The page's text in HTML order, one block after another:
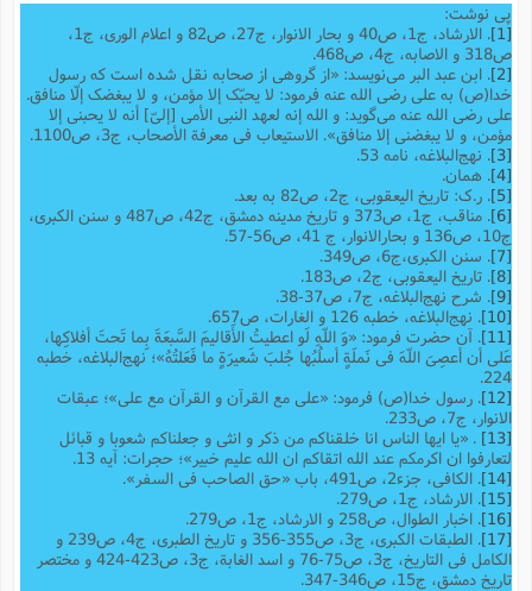
پی نوشت:
. الارشاد، ج1، ص40 و بحار الانوار، ج27، ص82 و اعلام الوری، ج1،
ص318 و الاصابه، ج4، ص468.
. ابن عبد البر می‌نویسد: «از گروهی از صحابه نقل شده است که رسول
خدا(ص) به علی رضی الله عنه فرمود: لا یحبّک إلا مؤمن، و لا یبغضک إلّا منافق.
على رضى الله عنه می‌گوید: و الله إنه لعهد النبی الأمی [إلیّ‌] أنه لا یحبنی إلا
مؤمن، و لا یبغضنى إلا منافق». الاستیعاب فى معرفة الأصحاب، ج3، ص1100.
. نهج‌البلاغه، نامه 53.
. همان.
. ر.ک: تاریخ الیعقوبی، ج2، ص82 به بعد.
. مناقب، ج1، ص373 و تاریخ مدینه دمشق، ج42، ص487 و سنن الکبری،
ج10، ص136 و بحارالانوار، ج 41، ص56-57.
. سنن الکبری،ج6، ص349.
. تاریخ الیعقوبى، ج2، ص183.
. شرح نهج‌البلاغه، ج7، ص37-38.
. نهج‌البلاغه، خطبه 126 و الغارات، ص657.
. آن حضرت فرمود: «وَ اللّهِ لَو اعطیتُ الأَقالیمَ السَّبعَةَ بِما تَحتَ أفلاکِها،
عَلى أن أعصِیَ اللّهَ فی نَملَةٍ أسلُبُها جُلبَ شَعیرَةٍ ما فَعَلتُهُ»؛ نهج‌البلاغه، خطبه
224.
. رسول خدا(ص) فرمود: «علی مع القرآن و القرآن مع علی‌»؛ عبقات
الانوار، ج7، ص233.
. «یا ایها الناس انا خلقناکم من ذکر و انثى و جعلناکم شعوبا و قبائل
لتعارفوا ان اکرمکم عند الله اتقاکم ان الله علیم خبیر»؛ حجرات: آیه 13.
. الکافی، جزء2، ص491، باب «حق الصاحب فی السفر».
. الارشاد، ج1، ص279.
. اخبار الطوال، ص258 و الارشاد، ج1، ص279.
. الطبقات الکبرى، ج3، ص355-356 و تاریخ الطبرى، ج4، ص239 و
الکامل فى التاریخ، ج3، ص75-76 و اسد الغابة، ج3، ص423-424 و مختصر
تاریخ دمشق، ج15، ص346-347.